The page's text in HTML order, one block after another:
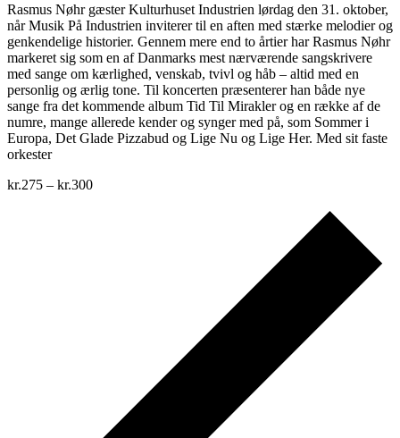
Rasmus Nøhr gæster Kulturhuset Industrien lørdag den 31. oktober,
når Musik På Industrien inviterer til en aften med stærke melodier og
genkendelige historier. Gennem mere end to årtier har Rasmus Nøhr
markeret sig som en af Danmarks mest nærværende sangskrivere
med sange om kærlighed, venskab, tvivl og håb – altid med en
personlig og ærlig tone. Til koncerten præsenterer han både nye
sange fra det kommende album Tid Til Mirakler og en række af de
numre, mange allerede kender og synger med på, som Sommer i
Europa, Det Glade Pizzabud og Lige Nu og Lige Her. Med sit faste
orkester
kr.275 – kr.300